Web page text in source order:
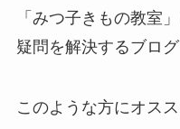
「みつ子きもの教室
疑問を解決するブログ
このような方にオスス